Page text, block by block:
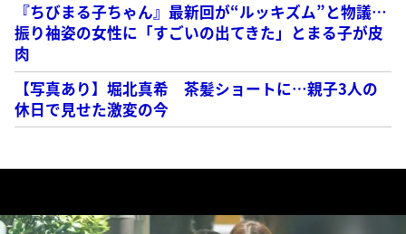
『ちびまる子ちゃん』最新回が“ルッキズム”と物議…
振り袖姿の女性に「すごいの出てきた」とまる子が皮
肉
【写真あり】堀北真希 茶髪ショートに…親子3人の
休日で見せた激変の今